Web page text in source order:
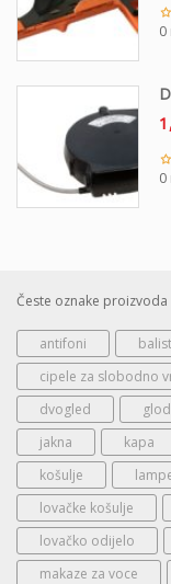
0
0
Česte oznake proizvoda
antifoni
cipele za slobodno
dvogled
jakna
kapa
košulje
lovačke košulje
lovačko odijelo
makaze za voce